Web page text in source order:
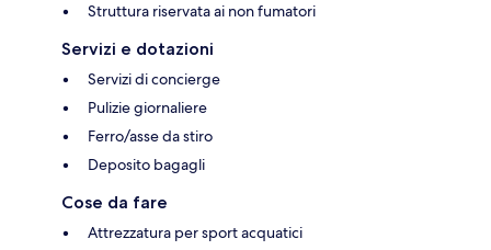
Struttura riservata ai non fumatori
Servizi e dotazioni
Servizi di concierge
Pulizie giornaliere
Ferro/asse da stiro
Deposito bagagli
Cose da fare
Attrezzatura per sport acquatici